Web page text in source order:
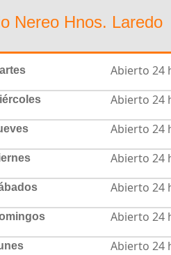
Nereo Hnos. Laredo
Abierto 24
Abierto 24
Abierto 24
Abierto 24
Abierto 24
Abierto 24
Abierto 24